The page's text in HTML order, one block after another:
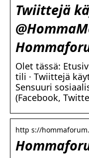
Twiittejä
Olet tässä:
tili · Twiittejä
Sensuuri
(Facebook,
http s://